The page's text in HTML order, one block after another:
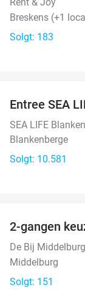
Breskens (+1
Solgt: 183
Entree SEA
SEA LIFE
Blankenberge
Solgt: 10.581
2-gangen
De Bij Middelburg
Middelburg
Solgt: 151